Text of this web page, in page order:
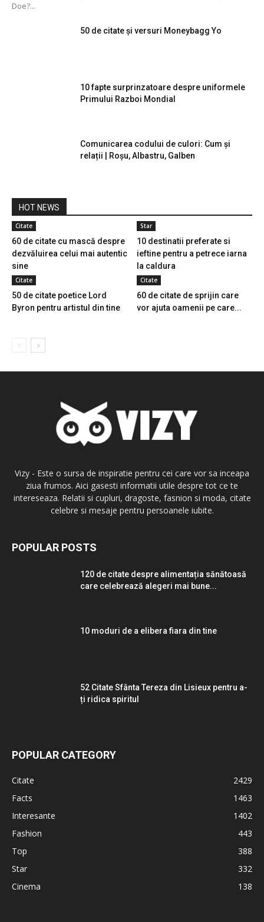
Doe?...
50 de citate și versuri Moneybagg Yo
10 fapte surprinzatoare despre uniformele
Primului Razboi Mondial
Comunicarea codului de culori: Cum și
relații | Roșu, Albastru, Galben
HOT NEWS
Citate
60 de citate cu mască despre
dezvăluirea celui mai autentic
sine
Star
10 destinatii preferate si
ieftine pentru a petrece iarna
la caldura
Citate
50 de citate poetice Lord
Byron pentru artistul din tine
Citate
60 de citate de sprijin care
vor ajuta oamenii pe care...
Vizy - Este o sursa de inspiratie pentru cei care vor sa inceapa
ziua frumos. Aici gasesti informatii utile despre tot ce te
intereseaza. Relatii si cupluri, dragoste, fasnion si moda, citate
celebre si mesaje pentru persoanele iubite.
POPULAR POSTS
120 de citate despre alimentația sănătoasă
care celebrează alegeri mai bune...
10 moduri de a elibera fiara din tine
52 Citate Sfânta Tereza din Lisieux pentru a-
ți ridica spiritul
POPULAR CATEGORY
Citate
2429
Facts
1463
Interesante
1402
Fashion
443
Top
388
Star
332
Cinema
138